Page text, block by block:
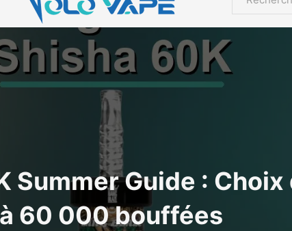
Rechercher
Summer Guide : Choix
60 000 bouffées